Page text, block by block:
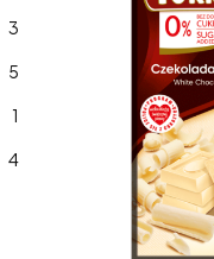
3
5
1
4